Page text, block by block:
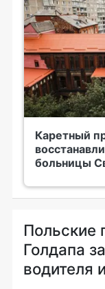
Каретный
больницы
Польские
Голдапа
водителя